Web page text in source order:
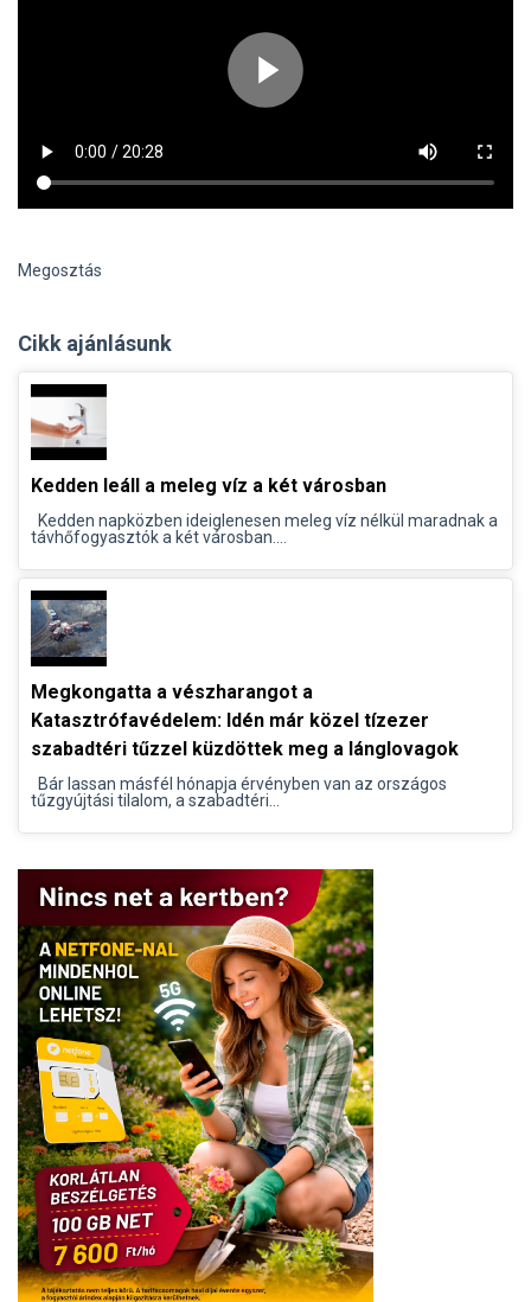
Megosztás
Cikk ajánlásunk
Kedden leáll a meleg víz a két városban
Kedden napközben ideiglenesen meleg víz nélkül maradnak a
távhőfogyasztók a két városban....
Megkongatta a vészharangot a
Katasztrófavédelem: Idén már közel tízezer
szabadtéri tűzzel küzdöttek meg a lánglovagok
Bár lassan másfél hónapja érvényben van az országos
tűzgyújtási tilalom, a szabadtéri...